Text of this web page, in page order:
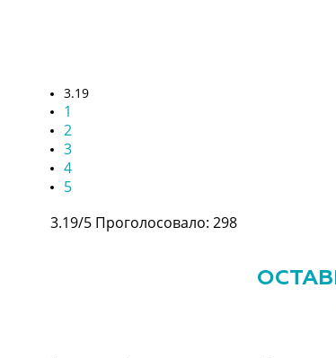
3.19
1
2
3
4
5
3.19/5 Проголосовало: 298